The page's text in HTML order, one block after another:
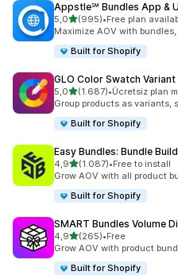
Appstle℠ Bundles App &
5,05 yıldız üzerinden
(995)
toplam 995 değerlendirme
•Free plan
Maximize AOV with
Built for Shopify
GLO Color Swatch Variant
5,05 yıldız üzerinden
(1.687)
toplam 1687 değerlendirme
•Ücretsiz plan
Group products as variants,
Built for Shopify
Easy Bundles: Bundle
4,95 yıldız üzerinden
(1.087)
toplam 1087 değerlendirme
•Free to install
Grow AOV with all product
Built for Shopify
SMART Bundles Volume
4,95 yıldız üzerinden
(265)
toplam 265 değerlendirme
•Free
Grow AOV with product
Built for Shopify